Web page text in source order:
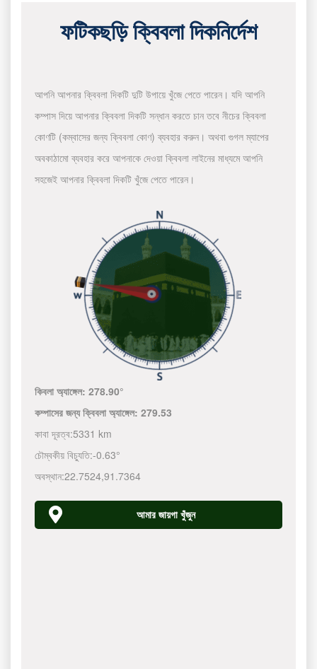
ফটিকছড়ি ক্বিবলা দিকনির্দেশ
আপনি আপনার ক্বিবলা দিকটি দুটি উপায়ে খুঁজে পেতে পারেন। যদি আপনি
কম্পাস দিয়ে আপনার ক্বিবলা দিকটি সন্ধান করতে চান তবে নীচের ক্বিবলা
কোণটি (কম্বাসের জন্য ক্বিবলা কোণ) ব্যবহার করুন। অথবা গুগল ম্যাপের
অবকাঠামো ব্যবহার করে আপনাকে দেওয়া ক্বিবলা লাইনের মাধ্যমে আপনি
সহজেই আপনার ক্বিবলা দিকটি খুঁজে পেতে পারেন।
কিবলা অ্যাঙ্গেল:278.90°
কম্পাসের জন্য ক্বিবলা অ্যাঙ্গেল:279.53
কাবা দূরত্ব:5331 km
চৌম্বকীয় বিচ্যুতি:-0.63°
অবস্থান:22.7524,91.7364
আমার জায়গা খুঁজুন